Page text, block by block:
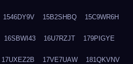
1546DY9V 15B2SHBQ 15C9WR6H
16SBWI43 16U7RZJT 179PIGYE
17UXEZ2B 17VE7UAW 181QKVNV